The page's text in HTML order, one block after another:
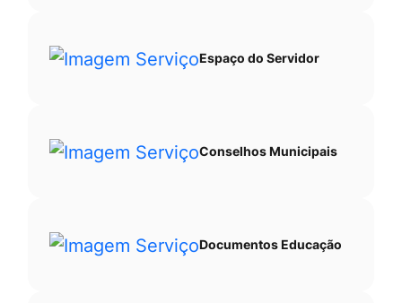
Espaço do Servidor
Conselhos Municipais
Documentos Educação